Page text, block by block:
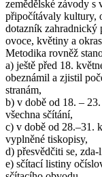
zemědělské závody s
připočítávaly kultury,
dotazník zahradnický
ovoce, květiny a
Metodika rovněž
a) ještě před 18.
obeznámil a zjistil
stranám,
b) v době od 18. –
všechna sčítání,
c) v době od 28.–31.
vyplněné tiskopisy,
d) přesvědčiti se,
e) sčítací listiny